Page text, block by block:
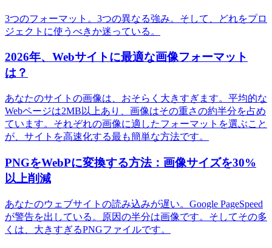
3つのフォーマット。3つの異なる強み。そして、どれをプロ
ジェクトに使うべきか迷っている。
2026年、Webサイトに最適な画像フォーマット
は？
あなたのサイトの画像は、おそらく大きすぎます。平均的な
Webページは2MB以上あり、画像はその重さの約半分を占め
ています。それぞれの画像に適したフォーマットを選ぶこと
が、サイトを高速化する最も簡単な方法です。
PNGをWebPに変換する方法：画像サイズを30%
以上削減
あなたのウェブサイトの読み込みが遅い。Google PageSpeed
が警告を出している。原因の半分は画像です。そしてその多
くは、大きすぎるPNGファイルです。